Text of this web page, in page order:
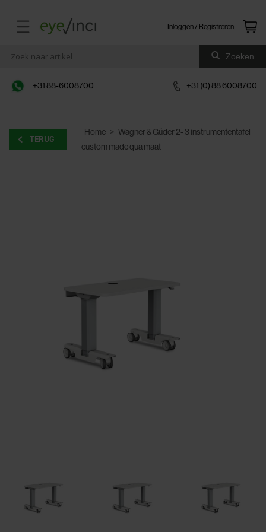
Inloggen / Registreren
Zoeken
+31 88-6008700 +31 (0) 88 6008700
TERUG
Home > Wagner & Güder 2- 3 instrumententafel
custom made qua maat